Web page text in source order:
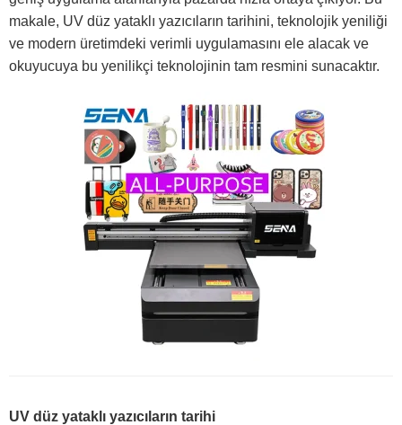
makale, UV düz yataklı yazıcıların tarihini, teknolojik yeniliği
ve modern üretimdeki verimli uygulamasını ele alacak ve
okuyucuya bu yenilikçi teknolojinin tam resmini sunacaktır.
UV düz yataklı yazıcıların tarihi